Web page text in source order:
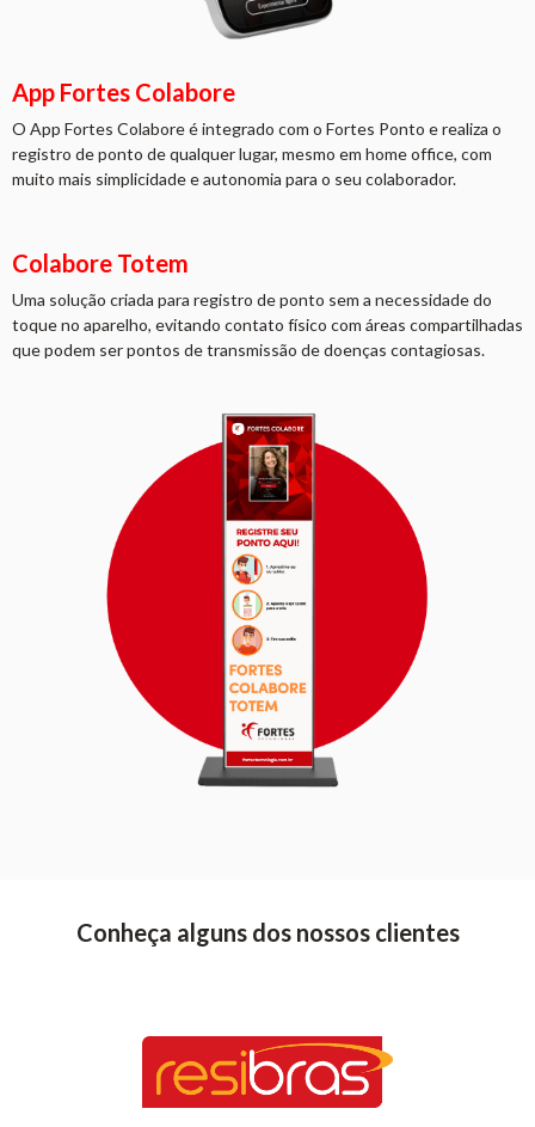
App Fortes Colabore
O App Fortes Colabore é integrado com o Fortes Ponto e realiza o
registro de ponto de qualquer lugar, mesmo em home office, com
muito mais simplicidade e autonomia para o seu colaborador.
Colabore Totem
Uma solução criada para registro de ponto sem a necessidade do
toque no aparelho, evitando contato físico com áreas compartilhadas
que podem ser pontos de transmissão de doenças contagiosas.
Conheça alguns dos nossos clientes